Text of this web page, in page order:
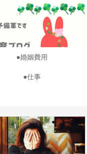
●婚姻費用
●仕事